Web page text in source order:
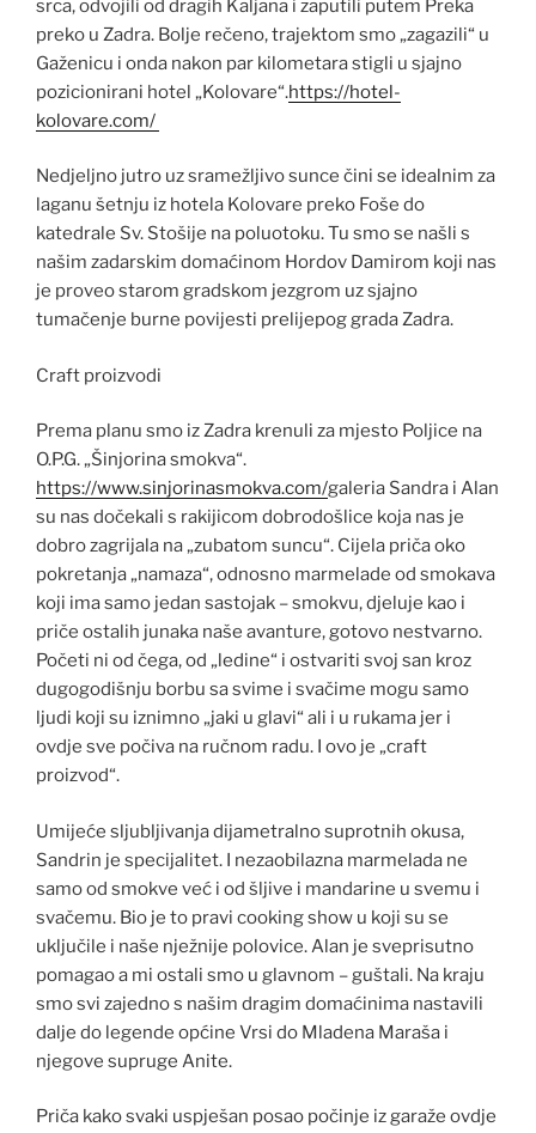
srca, odvojili od dragih Kaljana i zaputili putem Preka
preko u Zadra. Bolje rečeno, trajektom smo „zagazili“ u
Gaženicu i onda nakon par kilometara stigli u sjajno
pozicionirani hotel „Kolovare“.https://hotel-
kolovare.com/
Nedjeljno jutro uz sramežljivo sunce čini se idealnim za
laganu šetnju iz hotela Kolovare preko Foše do
katedrale Sv. Stošije na poluotoku. Tu smo se našli s
našim zadarskim domaćinom Hordov Damirom koji nas
je proveo starom gradskom jezgrom uz sjajno
tumačenje burne povijesti prelijepog grada Zadra.
Craft proizvodi
Prema planu smo iz Zadra krenuli za mjesto Poljice na
O.P.G. „Šinjorina smokva“.
https://www.sinjorinasmokva.com/galeria Sandra i Alan
su nas dočekali s rakijicom dobrodošlice koja nas je
dobro zagrijala na „zubatom suncu“. Cijela priča oko
pokretanja „namaza“, odnosno marmelade od smokava
koji ima samo jedan sastojak – smokvu, djeluje kao i
priče ostalih junaka naše avanture, gotovo nestvarno.
Početi ni od čega, od „ledine“ i ostvariti svoj san kroz
dugogodišnju borbu sa svime i svačime mogu samo
ljudi koji su iznimno „jaki u glavi“ ali i u rukama jer i
ovdje sve počiva na ručnom radu. I ovo je „craft
proizvod“.
Umijeće sljubljivanja dijametralno suprotnih okusa,
Sandrin je specijalitet. I nezaobilazna marmelada ne
samo od smokve već i od šljive i mandarine u svemu i
svačemu. Bio je to pravi cooking show u koji su se
uključile i naše nježnije polovice. Alan je sveprisutno
pomagao a mi ostali smo u glavnom – guštali. Na kraju
smo svi zajedno s našim dragim domaćinima nastavili
dalje do legende općine Vrsi do Mladena Maraša i
njegove supruge Anite.
Priča kako svaki uspješan posao počinje iz garaže ovdje